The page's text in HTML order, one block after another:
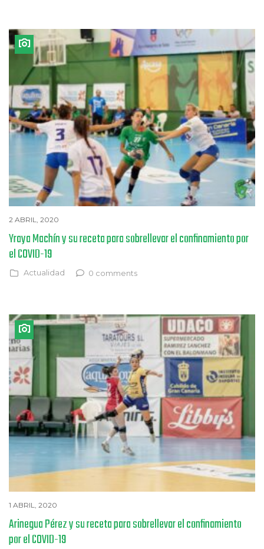
2 ABRIL, 2020
Yraya Machín y su receta para sobrellevar el confinamiento por
el COVID-19
Actualidad 0 comments
1 ABRIL, 2020
Arinegua Pérez y su receta para sobrellevar el confinamiento
por el COVID-19